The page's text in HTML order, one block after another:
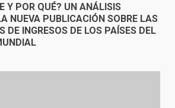
Y POR QUÉ? UN ANÁLISIS
NUEVA PUBLICACIÓN SOBRE LAS
DE INGRESOS DE LOS PAÍSES DEL